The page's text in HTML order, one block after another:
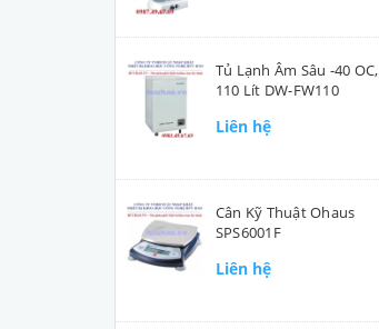
Tủ Lạnh Âm Sâu -40 OC,
110 Lít DW-FW110
Liên hệ
Cân Kỹ Thuật Ohaus
SPS6001F
Liên hệ